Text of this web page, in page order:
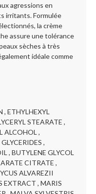
agressions en
irritants. Formulée
la crème
assure une tolérance
sèches à très
idéale comme
, ETHYLHEXYL
STEARATE ,
ALCOHOL ,
,
, BUTYLENE GLYCOL
CITRATE ,
ALVAREZII
EXTRACT , MARIS